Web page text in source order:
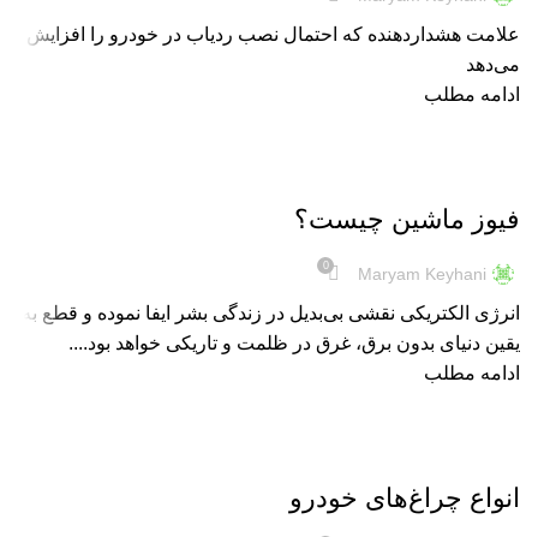
علامت هشداردهنده که احتمال نصب ردیاب در خودرو را افزایش
می‌دهد
ادامه مطلب
فیوز ماشین چیست؟
Maryam Keyhani
0
انرژی الکتریکی نقشی بی‌بدیل در زندگی بشر ایفا نموده و قطع به
یقین دنیای بدون برق، غرق در ظلمت و تاریکی خواهد بود....
ادامه مطلب
انواع چراغ‌های خودرو